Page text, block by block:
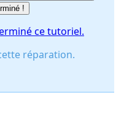
!
ce tutoriel.
réparation.